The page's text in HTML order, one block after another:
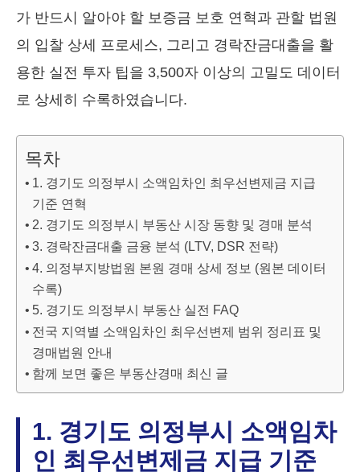
가 반드시 알아야 할 보증금 보호 연혁과 관할 법원
의 입찰 상세 프로세스, 그리고 경락잔금대출을 활
용한 실전 투자 팁을 3,500자 이상의 고밀도 데이터
로 상세히 수록하였습니다.
목차
1. 경기도 의정부시 소액임차인 최우선변제금 지급
기준 연혁
2. 경기도 의정부시 부동산 시장 동향 및 경매 분석
3. 경락잔금대출 금융 분석 (LTV, DSR 전략)
4. 의정부지방법원 본원 경매 상세 정보 (원본 데이터
수록)
5. 경기도 의정부시 부동산 실전 FAQ
전국 지역별 소액임차인 최우선변제 범위 정리표 및
경매법원 안내
함께 보면 좋은 부동산경매 최신 글
1. 경기도 의정부시 소액임차
인 최우선변제금 지급 기준